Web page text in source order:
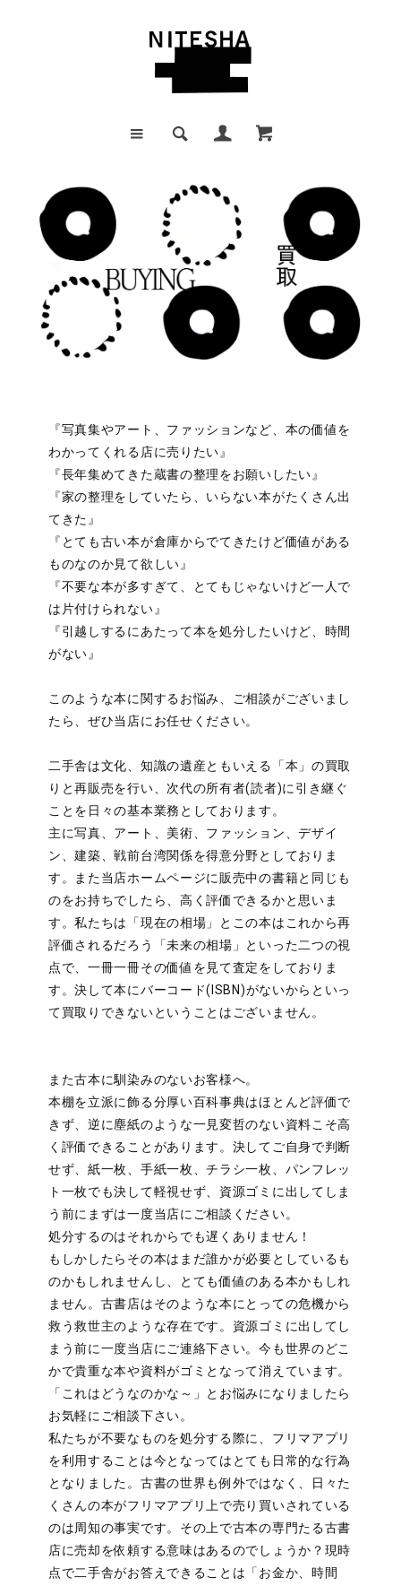
『写真集やアート、ファッションなど、本の価値を
わかってくれる店に売りたい』
『長年集めてきた蔵書の整理をお願いしたい』
『家の整理をしていたら、いらない本がたくさん出
てきた』
『とても古い本が倉庫からでてきたけど価値がある
ものなのか見て欲しい』
『不要な本が多すぎて、とてもじゃないけど一人で
は片付けられない』
『引越しするにあたって本を処分したいけど、時間
がない』
このような本に関するお悩み、ご相談がございまし
たら、ぜひ当店にお任せください。
二手舎は文化、知識の遺産ともいえる「本」の買取
りと再販売を行い、次代の所有者(読者)に引き継ぐ
ことを日々の基本業務としております。
主に写真、アート、美術、ファッション、デザイ
ン、建築、戦前台湾関係を得意分野としておりま
す。また当店ホームページに販売中の書籍と同じも
のをお持ちでしたら、高く評価できるかと思いま
す。私たちは「現在の相場」とこの本はこれから再
評価されるだろう「未来の相場」といった二つの視
点で、一冊一冊その価値を見て査定をしておりま
す。決して本にバーコード(ISBN)がないからといっ
て買取りできないということはございません。
また古本に馴染みのないお客様へ。
本棚を立派に飾る分厚い百科事典はほとんど評価で
きず、逆に塵紙のような一見変哲のない資料こそ高
く評価できることがあります。決してご自身で判断
せず、紙一枚、手紙一枚、チラシ一枚、パンフレッ
ト一枚でも決して軽視せず、資源ゴミに出してしま
う前にまずは一度当店にご相談ください。
処分するのはそれからでも遅くありません！
もしかしたらその本はまだ誰かが必要としているも
のかもしれませんし、とても価値のある本かもしれ
ません。古書店はそのような本にとっての危機から
救う救世主のような存在です。資源ゴミに出してし
まう前に一度当店にご連絡下さい。今も世界のどこ
かで貴重な本や資料がゴミとなって消えています。
「これはどうなのかな～」とお悩みになりましたら
お気軽にご相談下さい。
私たちが不要なものを処分する際に、フリマアプリ
を利用することは今となってはとても日常的な行為
となりました。古書の世界も例外ではなく、日々た
くさんの本がフリマアプリ上で売り買いされている
のは周知の事実です。その上で古本の専門たる古書
店に売却を依頼する意味はあるのでしょうか？現時
点で二手舎がお答えできることは「お金か、時間